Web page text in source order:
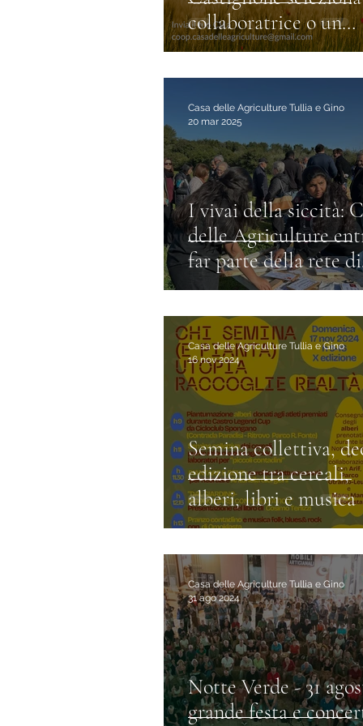
collaboratrice o un
collaboratore da
I vivai della siccità:
delle Agriculture
far parte della rete di
Monoculture
Casa delle Agriculture Tullia e Gino
20 mar 2025
Semina collettiva,
edizione tra cereali,
alberi, libri e musica
Casa delle Agriculture Tullia e Gino
16 nov 2024
Notte Verde - 31
grande festa e
Casa delle Agriculture Tullia e Gino
31 ago 2024